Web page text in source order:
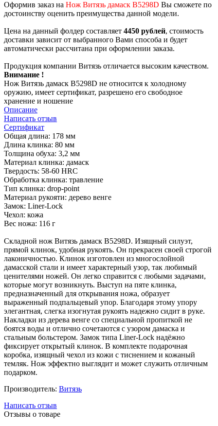
Оформив заказ на Нож Витязь дамаск B5298D Вы сможете по
достоинству оценить преимущества данной модели.
Цена на данный фолдер составляет 4450 рублей, стоимость
доставки зависит от выбранного Вами способа и будет
автоматически рассчитана при оформлении заказа.
Продукция компании Витязь отличается высоким качеством.
Внимание !
Нож Витязь дамаск B5298D не относится к холодному
оружию, имеет сертификат, разрешено его свободное
хранение и ношение
Описание
Написать отзыв
Сертификат
Общая длина: 178 мм
Длина клинка: 80 мм
Толщина обуха: 3,2 мм
Материал клинка: дамаск
Твердость: 58-60 HRC
Обработка клинка: травление
Тип клинка: drop-point
Материал рукояти: дерево венге
Замок: Liner-Lock
Чехол: кожа
Вес ножа: 116 г
Складной нож Витязь дамаск B5298D. Изящный силуэт,
прямой клинок, удобная рукоять. Он прекрасен своей строгой
лаконичностью. Клинок изготовлен из многослойной
дамасской стали и имеет характерный узор, так любимый
ценителями ножей. Он легко справится с любыми задачами,
которые могут возникнуть. Выступ на пяте клинка,
предназначенный для открывания ножа, образует
выраженный подпальцевый упор. Благодаря этому упору
элегантная, слегка изогнутая рукоять надежно сидит в руке.
Накладки из дерева венге со специальной пропиткой не
боятся воды и отлично сочетаются с узором дамаска и
стальным больстером. Замок типа Liner-Lock надёжно
фиксирует открытый клинок. В комплекте подарочная
коробка, изящный чехол из кожи с тиснением и кожаный
темляк. Нож эффектно выглядит и может служить отличным
подарком.
Производитель: Витязь
Написать отзыв
Отзывы о товаре